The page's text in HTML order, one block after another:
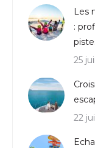
Les
:
25
22